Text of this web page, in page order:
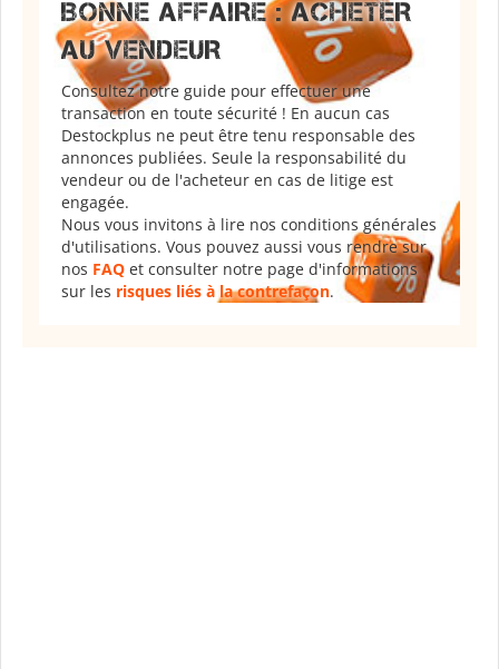
BONNE AFFAIRE : ACHETER
AU VENDEUR
Consultez notre guide pour effectuer une
transaction en toute sécurité ! En aucun cas
Destockplus ne peut être tenu responsable des
annonces publiées. Seule la responsabilité du
vendeur ou de l'acheteur en cas de litige est
engagée.
Nous vous invitons à lire nos conditions générales
d'utilisations. Vous pouvez aussi vous rendre sur
nos FAQ et consulter notre page d'informations
sur les risques liés à la contrefaçon.